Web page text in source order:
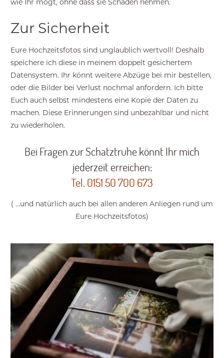
Zur Sicherheit
Eure Hochzeitsfotos sind unglaublich wertvoll! Deshalb
speichere ich diese in meinem doppelt gesichertem
Datensystem. Ihr könnt weitere Abzüge bei mir bestellen,
oder die Bilder bei Verlust nochmal anfordern. Ich bitte
Euch auch selbst mindestens eine Kopie der Daten zu
machen. Diese Erinnerungen sind unbezahlbar und nicht
zu wiederholen.
Bei Fragen zur Schatztruhe könnt Ihr mich
jederzeit erreichen:
Tel. 0151 50 700 673
( …und natürlich auch bei allen anderen Anliegen rund um
Eure Hochzeitsfotos)